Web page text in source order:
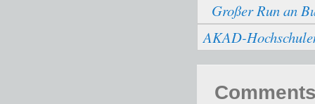
Großer Run an
AKAD-